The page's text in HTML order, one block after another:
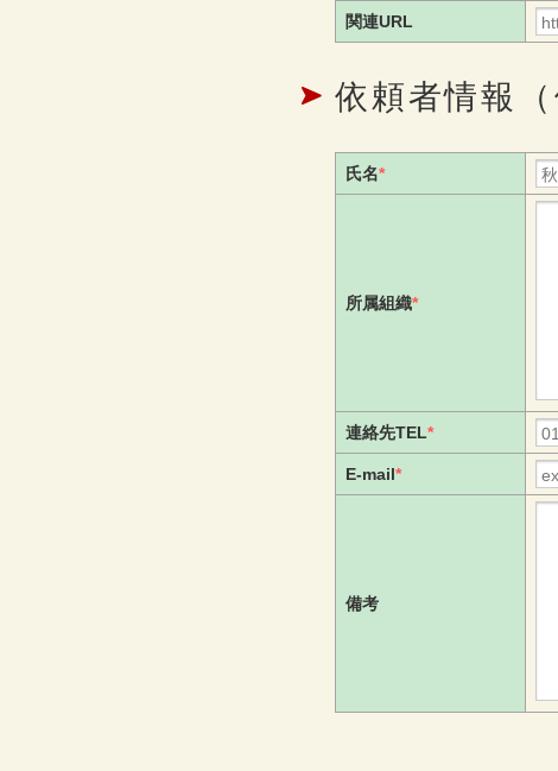
関連URL
依頼者情報
氏名*
所属組織*
連絡先TEL*
E-mail*
備考